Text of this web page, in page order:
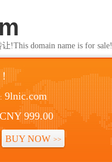
!This domain name is for sale!
9lnic.com
CNY 999.00
BUY NOW >>